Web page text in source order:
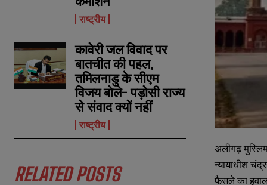
a
m
e
*
E
m
a
m
e
*
E
m
राष्ट्रीय
कावेरी जल विवाद पर
बातचीत की पहल,
तमिलनाडु के सीएम
विजय बोले- पड़ोसी राज्य
से संवाद क्यों नहीं
राष्ट्रीय
RELATED POSTS
अलीगढ़
न्यायाधीश
फैसले का